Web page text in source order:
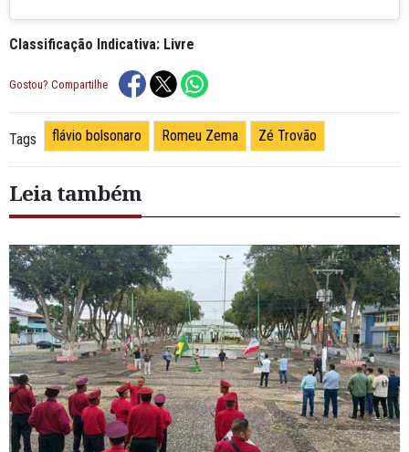
Classificação Indicativa: Livre
Gostou? Compartilhe
Tags flávio bolsonaro Romeu Zema Zé Trovão
Leia também